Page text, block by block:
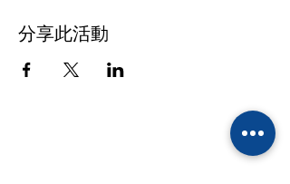
分享此活動